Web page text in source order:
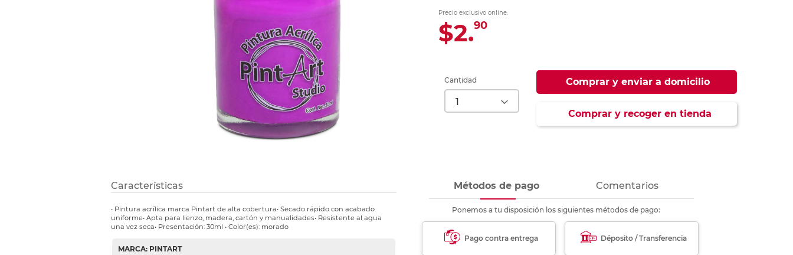
Precio exclusivo online:
$2.90
Cantidad Comprar y enviar a domicilio
Comprar y recoger en tienda
Características
• Pintura acrílica marca Pintart de alta cobertura• Secado rápido con acabado
uniforme• Apta para lienzo, madera, cartón y manualidades• Resistente al agua
una vez seca• Presentación: 30ml • Color(es): morado
MARCA: PINTART
Métodos de pago Comentarios
Ponemos a tu disposición los siguientes métodos de pago:
Pago contra entrega Déposito / Transferencia